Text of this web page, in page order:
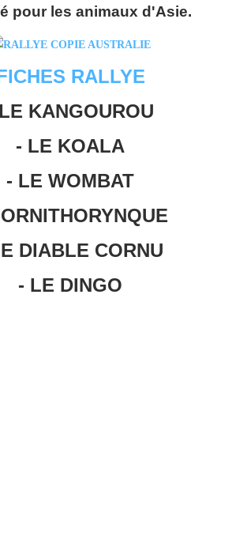
pour les animaux d'Asie.
RALLYE
KANGOUROU
- LE KOALA
- LE WOMBAT
DIABLE CORNU
- LE DINGO